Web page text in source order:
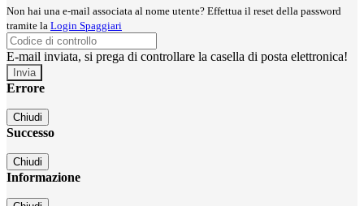
Non hai una e-mail associata al nome utente? Effettua il reset della password
tramite la Login Spaggiari
E-mail inviata, si prega di controllare la casella di posta elettronica!
Errore
Chiudi
Successo
Chiudi
Informazione